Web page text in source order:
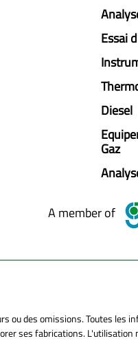
Essai
Diesel
Gaz
A member of
ou des omissions. Toutes les
ses fabrications.